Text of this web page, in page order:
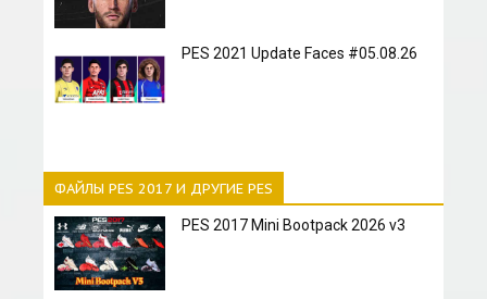
PES 2021 Update Faces #05.08.26
ФАЙЛЫ PES 2017 И ДРУГИЕ PES
PES 2017 Mini Bootpack 2026 v3